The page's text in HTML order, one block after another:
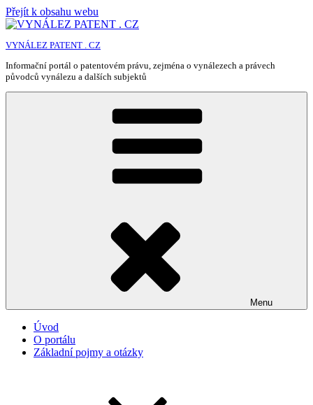
Přejít k obsahu webu
VYNÁLEZ PATENT . CZ
Informační portál o patentovém právu, zejména o vynálezech a právech
původců vynálezu a dalších subjektů
Menu
Úvod
O portálu
Základní pojmy a otázky